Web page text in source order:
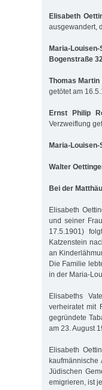
Elisabeth
ausgewandert,
Maria-Louisen-
Bogenstraße 32
Thomas Martin
getötet am
Ernst Philip
Verzweiflung
Maria-Louisen-
Walter
Bei der
Elisabeth
und seiner
17.5.1901)
Katzenstein
an
Die Familie
in der Maria-
Elisabeths
verheiratet mit
gegründete
am 23. August
Elisabeth
kaufmännische
Jüdischen
emigrieren, ist